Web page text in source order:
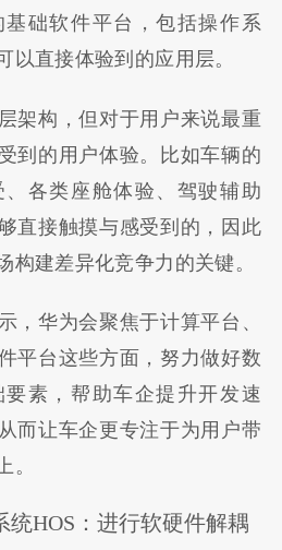
础软件平台，包括操作系
以直接体验到的应用层。
架构，但对于用户来说最重
到的用户体验。比如车辆的
各类座舱体验、驾驶辅助
直接触摸与感受到的，因此
构建差异化竞争力的关键。
，华为会聚焦于计算平台、
平台这些方面，努力做好数
素，帮助车企提升开发速
而让车企更专注于为用户带
。
统HOS：进行软硬件解耦